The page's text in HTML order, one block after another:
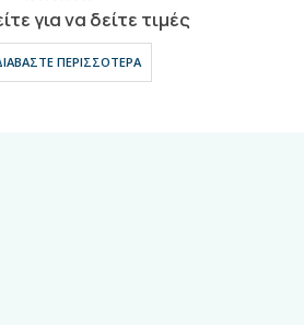
out of 5
για να δείτε τιμές
ΠΕΡΙΣΣΌΤΕΡΑ